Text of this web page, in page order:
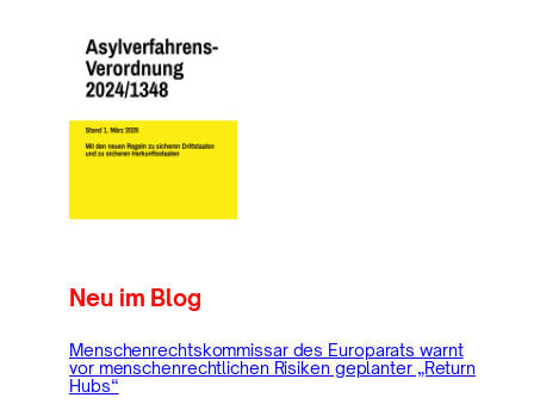
Neu im Blog
Menschenrechtskommissar des Europarats warnt
vor menschenrechtlichen Risiken geplanter „Return
Hubs“